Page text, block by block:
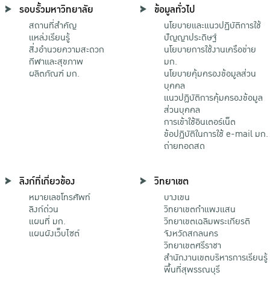
รอบรั้วมหาวิทยาลัย
สถานที่สำคัญ
แหล่งเรียนรู้
สิ่งอำนวยความสะดวก
กีฬาและสุขภาพ
ผลิตภัณฑ์ มก.
ข้อมูลทั่วไป
นโยบายและแนวปฏิบัติการใช้
ปัญญาประดิษฐ์
นโยบายการใช้งานเครือข่าย
มก.
นโยบายคุ้มครองข้อมูลส่วน
บุคคล
แนวปฏิบัติการคุ้มครองข้อมูล
ส่วนบุคคล
การเข้าใช้อินเตอร์เน็ต
ข้อปฏิบัติในการใช้ e-mail มก.
ถ่ายทอดสด
ลิงก์ที่เกี่ยวข้อง
หมายเลขโทรศัพท์
ลิงก์ด่วน
แผนที่ มก.
แผนผังเว็บไซต์
วิทยาเขต
บางเขน
วิทยาเขตกําแพงแสน
วิทยาเขตเฉลิมพระเกียรติ
จังหวัดสกลนคร
วิทยาเขตศรีราชา
สำนักงานเขตบริหารการเรียนรู้
พื้นที่สุพรรณบุรี